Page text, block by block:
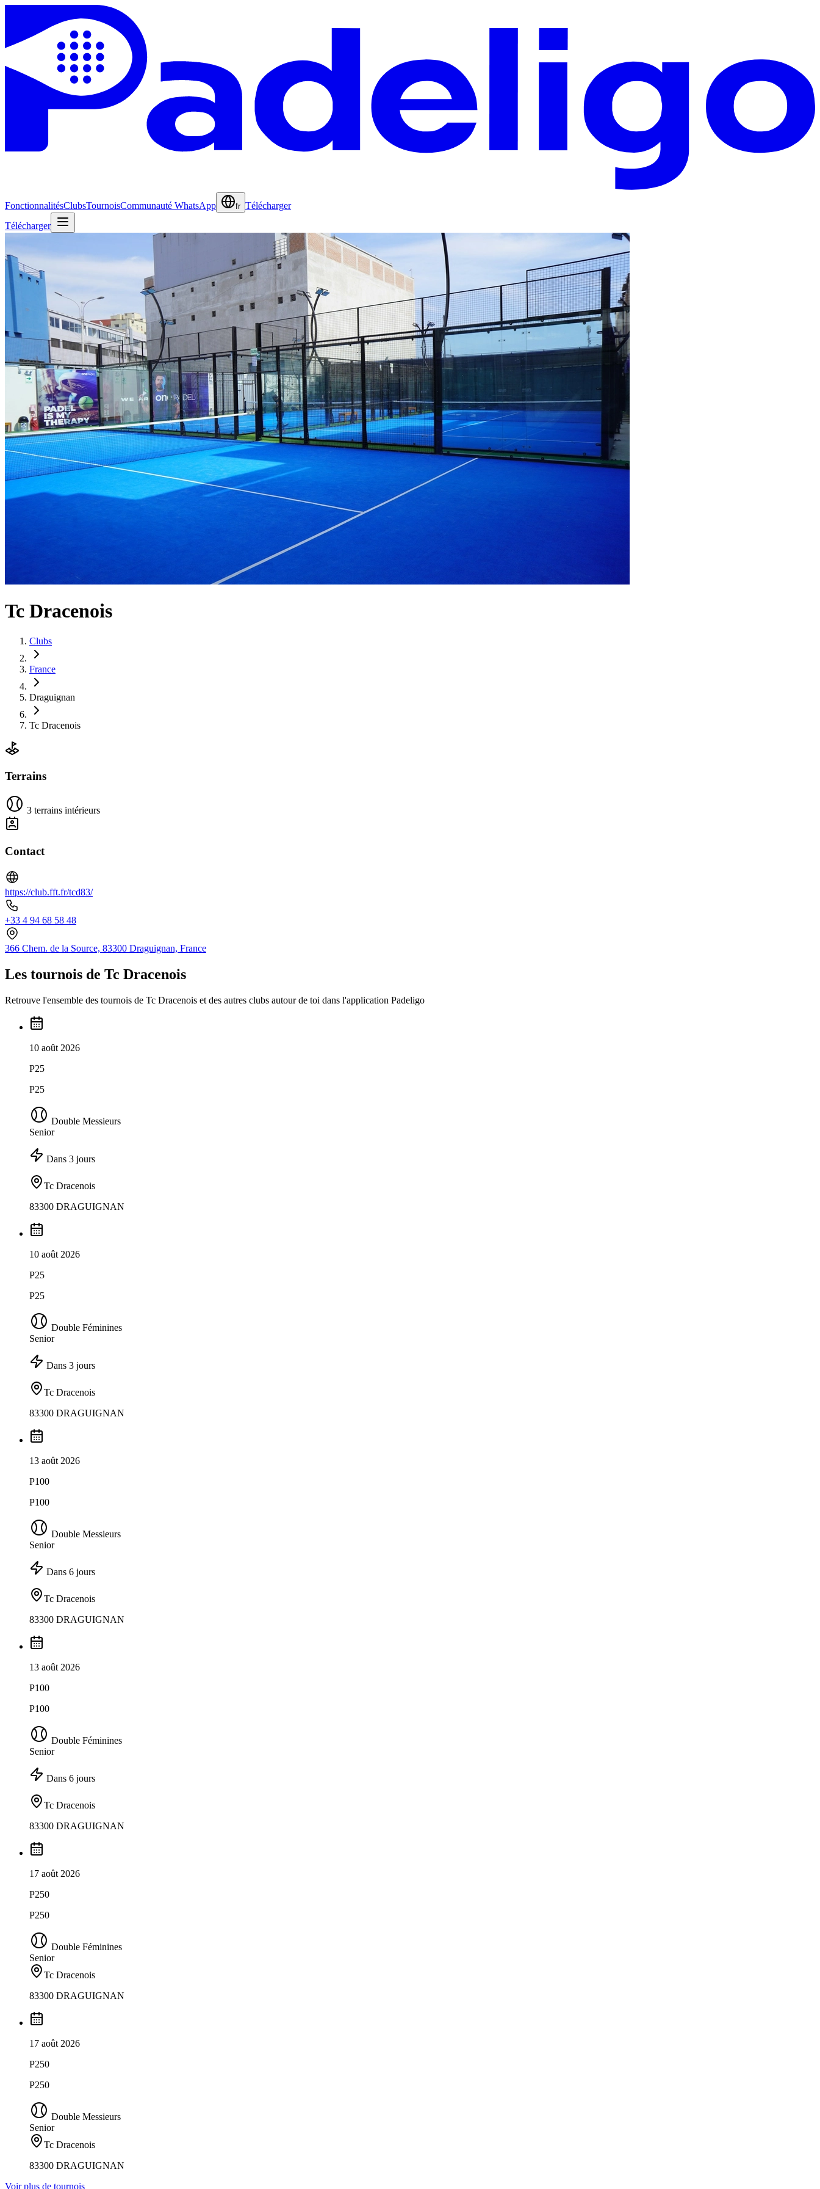
FonctionnalitésClubsTournoisCommunauté WhatsApp fr Télécharger
Télécharger
Tc Dracenois
Clubs
France
Draguignan
Tc Dracenois
Terrains
3 terrains intérieurs
Contact
https://club.fft.fr/tcd83/
+33 4 94 68 58 48
366 Chem. de la Source, 83300 Draguignan, France
Les tournois de Tc Dracenois
Retrouve l'ensemble des tournois de Tc Dracenois et des autres clubs autour de toi dans l'application Padeligo
10 août 2026
P25
P25
Double Messieurs
Senior
Dans 3 jours
Tc Dracenois
83300 DRAGUIGNAN
10 août 2026
P25
P25
Double Féminines
Senior
Dans 3 jours
Tc Dracenois
83300 DRAGUIGNAN
13 août 2026
P100
P100
Double Messieurs
Senior
Dans 6 jours
Tc Dracenois
83300 DRAGUIGNAN
13 août 2026
P100
P100
Double Féminines
Senior
Dans 6 jours
Tc Dracenois
83300 DRAGUIGNAN
17 août 2026
P250
P250
Double Féminines
Senior
Tc Dracenois
83300 DRAGUIGNAN
17 août 2026
P250
P250
Double Messieurs
Senior
Tc Dracenois
83300 DRAGUIGNAN
Voir plus de tournois